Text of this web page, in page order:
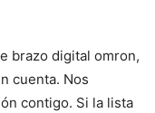
brazo digital omron,
cuenta. Nos
contigo. Si la lista